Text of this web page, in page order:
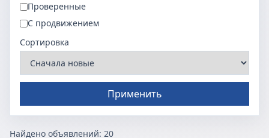
Проверенные
С продвижением
Сортировка
Применить
Найдено объявлений: 20